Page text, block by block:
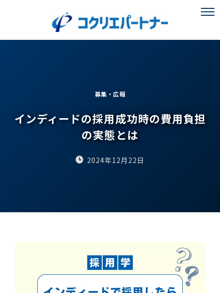
募集・広報
インディードの採用成功時の費用負担
の実態とは
2024年12月22日